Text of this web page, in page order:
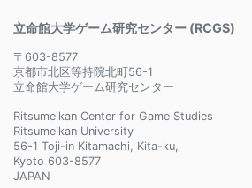
立命館大学ゲーム研究センター (RCGS)
〒603-8577
京都市北区等持院北町56-1
立命館大学ゲーム研究センター
Ritsumeikan Center for Game Studies
Ritsumeikan University
56-1 Toji-in Kitamachi, Kita-ku,
Kyoto 603-8577
JAPAN